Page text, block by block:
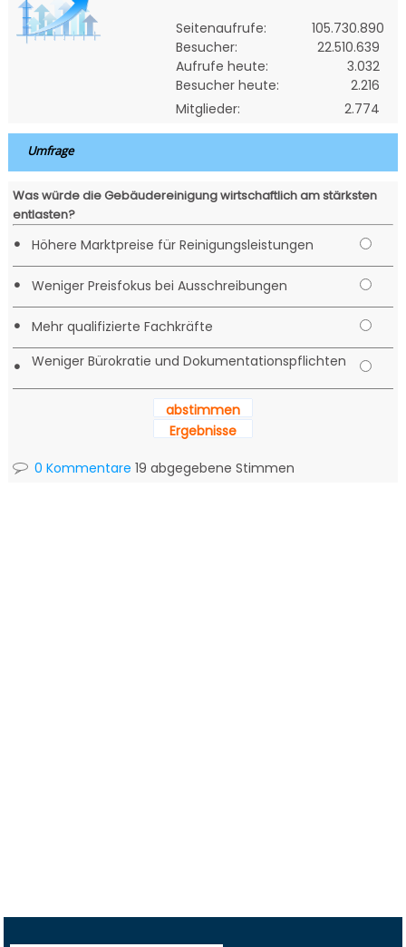
Seitenaufrufe:
105.730.890
Besucher:
22.510.639
Aufrufe heute:
3.032
Besucher heute:
2.216
Mitglieder:
2.774
Umfrage
Was würde die Gebäudereinigung wirtschaftlich am stärksten
entlasten?
• Höhere Marktpreise für Reinigungsleistungen
• Weniger Preisfokus bei Ausschreibungen
• Mehr qualifizierte Fachkräfte
• Weniger Bürokratie und Dokumentationspflichten
abstimmen
Ergebnisse
0 Kommentare 19 abgegebene Stimmen